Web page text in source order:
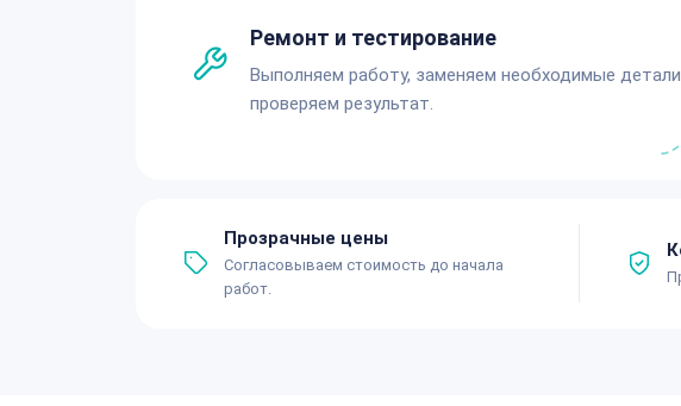
Ремонт и тестирование
Выполняем работу, заменяем необходимые
проверяем результат.
Прозрачные цены
Согласовываем стоимость до начала
работ.